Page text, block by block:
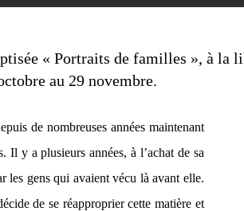
« Portraits de familles », à la
au 29 novembre.
de nombreuses années maintenant
Il y a plusieurs années, à l’achat de sa
les gens qui avaient vécu là avant elle.
de se réapproprier cette matière et